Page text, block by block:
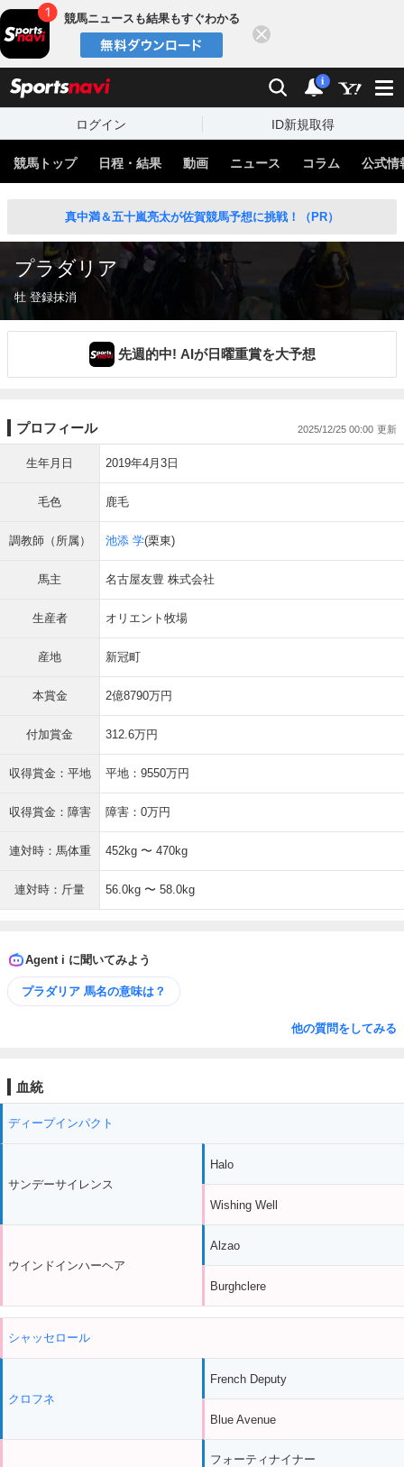
競馬ニュースも結果もすぐわかる
検索 通知
i
ログイン ID新規取得
競馬トップ 日程・結果 動画 ニュース コラム 公式情
真中満＆五十嵐亮太が佐賀競馬予想に挑戦！（PR）
プラダリア
牡 登録抹消
先週的中! AIが日曜重賞を大予想
プロフィール 2025/12/25 00:00
生年月日 2019年4月3日
毛色 鹿毛
調教師（所属） 池添 学(栗東)
馬主 名古屋友豊 株式会社
生産者 オリエント牧場
産地 新冠町
本賞金 2億8790万円
付加賞金 312.6万円
収得賞金：平地 平地：9550万円
収得賞金：障害 障害：0万円
連対時：馬体重 452kg 〜 470kg
連対時：斤量 56.0kg 〜 58.0kg
Agent i に聞いてみよう
プラダリア 馬名の意味は？
他の質問をしてみる
血統
ディープインパクト
サンデーサイレンス
ウインドインハーヘア
Halo
Wishing Well
Alzao
Burghclere
シャッセロール
クロフネ
French Deputy
Blue Avenue
フォーティナイナー